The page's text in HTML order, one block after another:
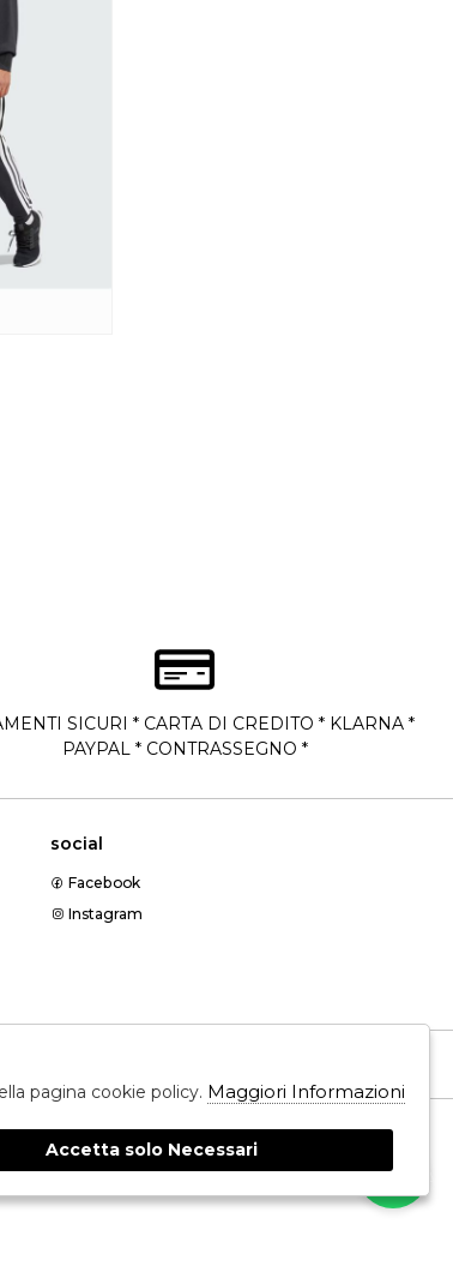
SICURI * CARTA DI CREDITO * KLARNA *
PAYPAL * CONTRASSEGNO *
social
Facebook
Instagram
pagina cookie policy. Maggiori Informazioni
Accetta solo Necessari